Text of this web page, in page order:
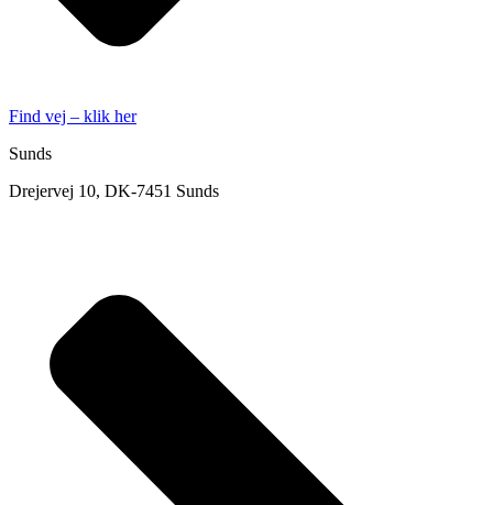
Find vej – klik her
Sunds
Drejervej 10, DK-7451 Sunds